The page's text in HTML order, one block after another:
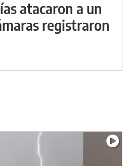
atacaron a un
registraron